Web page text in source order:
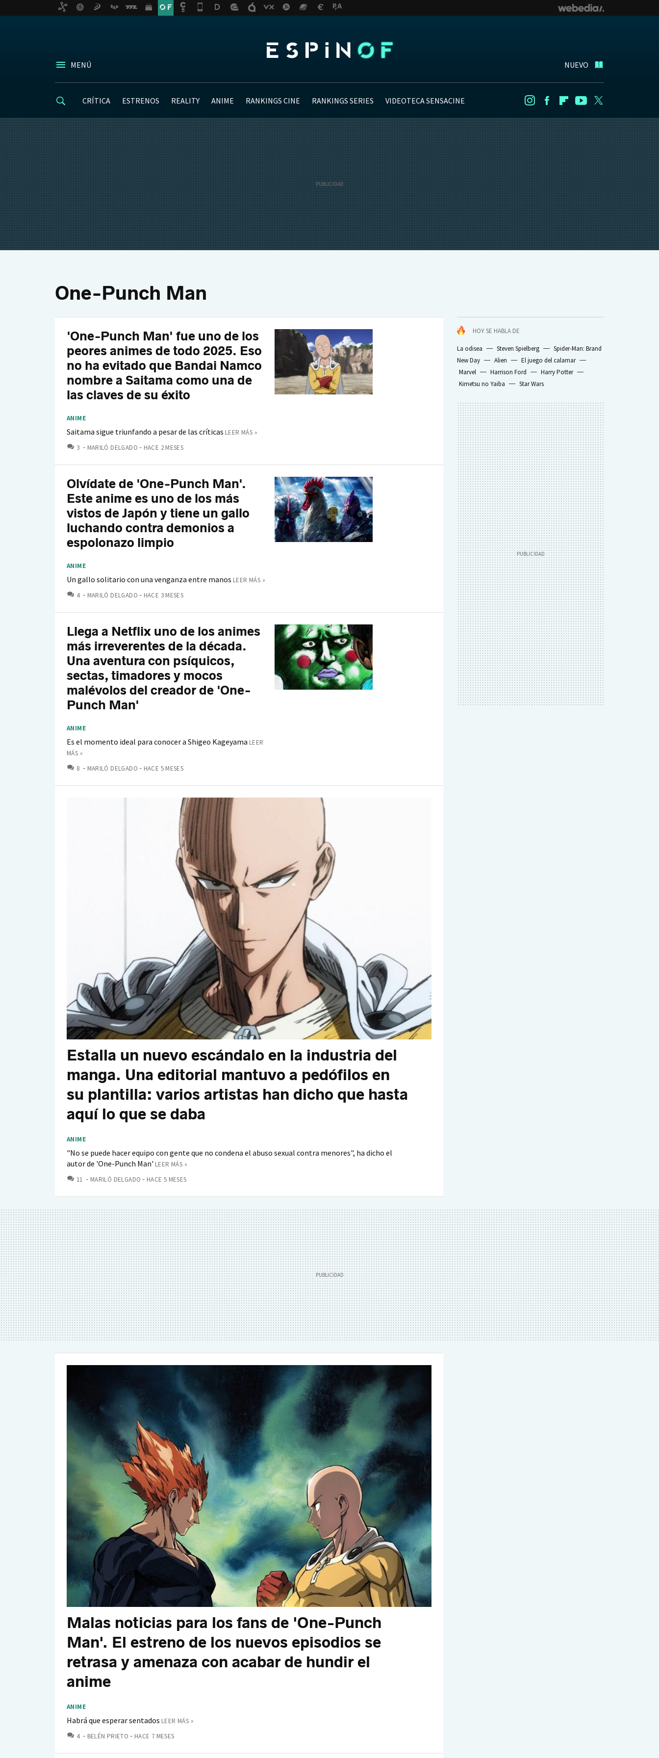
MENÚ NUEVO
CRÍTICA ESTRENOS REALITY ANIME RANKINGS CINE RANKINGS SERIES VIDEOTECA SENSACINE InstagramFacebookFlipboard
Youtube
One-Punch Man
HOY SE HABLA DE
La odisea Steven Spielberg
Spider-Man: Brand
New Day
Alien
El juego del calamar
Marvel
Harrison Ford
Harry Potter
Kimetsu no Yaiba
Star Wars
'One-Punch Man' fue uno de los
peores animes de todo 2025. Eso
no ha evitado que Bandai Namco
nombre a Saitama como una de
las claves de su éxito
ANIME
Saitama sigue triunfando a pesar de las críticas LEER MÁS »
3 COMENTARIOS
MARILÓ DELGADO HACE 2 MESES
Olvídate de 'One-Punch Man'.
Este anime es uno de los más
vistos de Japón y tiene un gallo
luchando contra demonios a
espolonazo limpio
ANIME
Un gallo solitario con una venganza entre manos LEER MÁS »
4 COMENTARIOS
MARILÓ DELGADO HACE 3 MESES
Llega a Netflix uno de los animes
más irreverentes de la década.
Una aventura con psíquicos,
sectas, timadores y mocos
malévolos del creador de 'One-
Punch Man'
ANIME
Es el momento ideal para conocer a Shigeo Kageyama LEER
MÁS »
8 COMENTARIOS
MARILÓ DELGADO HACE 5 MESES
Estalla un nuevo escándalo en la industria del
manga. Una editorial mantuvo a pedófilos en
su plantilla: varios artistas han dicho que hasta
aquí lo que se daba
ANIME
"No se puede hacer equipo con gente que no condena el abuso sexual contra menores", ha dicho el
autor de 'One-Punch Man' LEER MÁS »
11 COMENTARIOS
MARILÓ DELGADO HACE 5 MESES
Malas noticias para los fans de 'One-Punch
Man'. El estreno de los nuevos episodios se
retrasa y amenaza con acabar de hundir el
anime
ANIME
Habrá que esperar sentados LEER MÁS »
4 COMENTARIOS
BELÉN PRIETO HACE 7 MESES